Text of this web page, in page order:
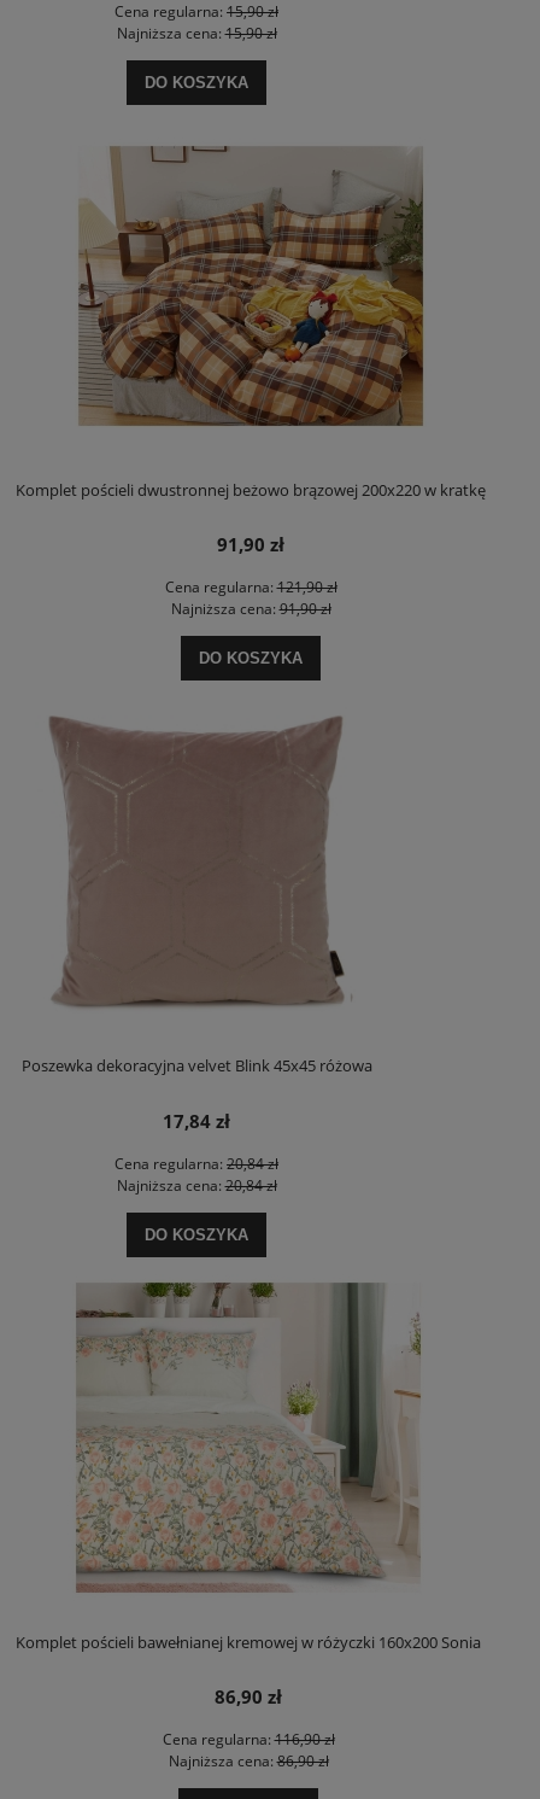
Cena regularna: 15,90 zł
Najniższa cena:15,90 zł
DO KOSZYKA
Komplet pościeli dwustronnej beżowo brązowej 200x220 w kratkę
91,90 zł
Cena regularna:121,90 zł
Najniższa cena:91,90 zł
DO KOSZYKA
Poszewka dekoracyjna velvet Blink 45x45 różowa
17,84 zł
Cena regularna: 20,84 zł
Najniższa cena:20,84 zł
DO KOSZYKA
Komplet pościeli bawełnianej kremowej w różyczki 160x200 Sonia
86,90 zł
Cena regularna:116,90 zł
Najniższa cena:86,90 zł